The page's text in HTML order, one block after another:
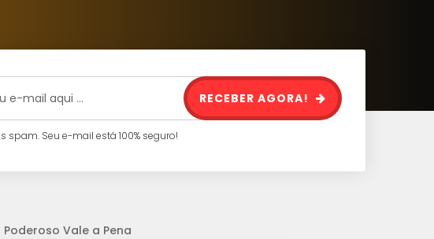
spam. Seu e-mail está 100% seguro!
RECEBER AGORA!
Vale a Pena